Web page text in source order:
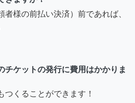
者様の前払い決済）前であれば、
チケットの発行に費用はかかりま
つくることができます！